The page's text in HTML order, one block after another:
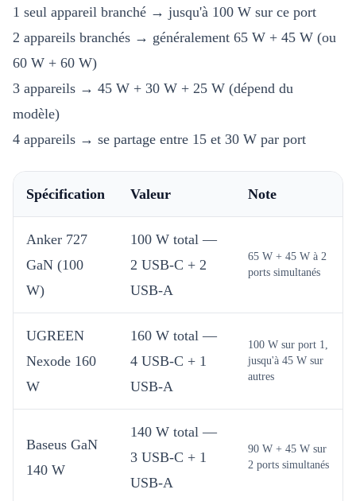
1 seul appareil branché → jusqu'à 100 W sur ce port
2 appareils branchés → généralement 65 W + 45 W (ou
60 W + 60 W)
3 appareils → 45 W + 30 W + 25 W (dépend du
modèle)
4 appareils → se partage entre 15 et 30 W par port
Spécification Valeur Note
Anker 727
GaN (100
W)
100 W total —
2 USB-C + 2
USB-A
65 W + 45 W à 2
ports simultanés
UGREEN
Nexode 160
W
160 W total —
4 USB-C + 1
USB-A
100 W sur port 1,
jusqu'à 45 W sur
autres
Baseus GaN
140 W
140 W total —
3 USB-C + 1
USB-A
90 W + 45 W sur
2 ports simultanés